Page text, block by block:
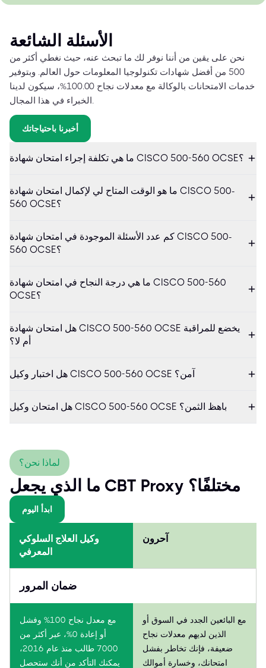
الأسئلة الشائعة
نحن على يقين من أننا نوفر لك ما تبحث عنه، حيث نغطي أكثر من
500 من أفضل شهادات تكنولوجيا المعلومات حول العالم. وبتوفير
خدمات الامتحانات بالوكالة مع معدلات نجاح 100.00%، سيكون لدينا
الخبراء في هذا المجال.
أخبرنا باحتياجاتك
ما هي تكلفة إجراء امتحان شهادة CISCO 500-560 OCSE؟
ما هو الوقت المتاح لي لإكمال امتحان شهادة CISCO 500-
560 OCSE؟
كم عدد الأسئلة الموجودة في امتحان شهادة CISCO 500-
560 OCSE؟
ما هي درجة النجاح في امتحان شهادة CISCO 500-560
OCSE؟
هل امتحان شهادة CISCO 500-560 OCSE يخضع للمراقبة
أم لا؟
هل اختبار وكيل CISCO 500-560 OCSE آمن؟
هل امتحان وكيل CISCO 500-560 OCSE باهظ الثمن؟
لماذا نحن؟
ما الذي يجعل CBT Proxy مختلفًا؟
ابدأ اليوم
وكيل العلاج السلوكي
المعرفي
آحرون
ضمان المرور
مع معدل نجاح 100% وفشل
أو إعادة 0%، عبر أكثر من
7000 طالب منذ عام 2016،
يمكنك التأكد من أنك ستحصل
مع البائعين الجدد في السوق أو
الذين لديهم معدلات نجاح
ضعيفة، فإنك تخاطر بفشل
امتحانك، وخسارة أموالك